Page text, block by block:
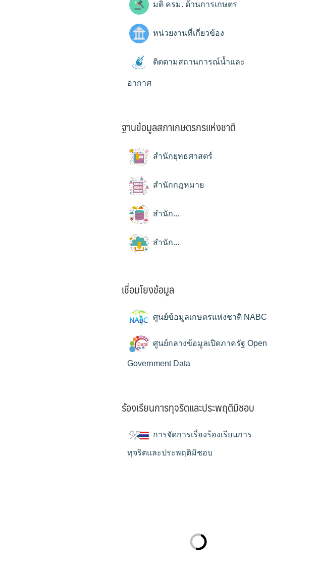
มติ ครม. ด้านการเกษตร
หน่วยงานที่เกี่ยวข้อง
ติดตามสถานการณ์น้ำและ
อากาศ
ฐานข้อมูลสภาเกษตรกรแห่งชาติ
สำนักยุทธศาสตร์
สำนักกฎหมาย
สำนัก...
สำนัก...
เชื่อมโยงข้อมูล
ศูนย์ข้อมูลเกษตรแห่งชาติ NABC
ศูนย์กลางข้อมูลเปิดภาครัฐ Open
Government Data
ร้องเรียนการทุจริตและประพฤติมิชอบ
การจัดการเรื่องร้องเรียนการ
ทุจริตและประพฤติมิชอบ